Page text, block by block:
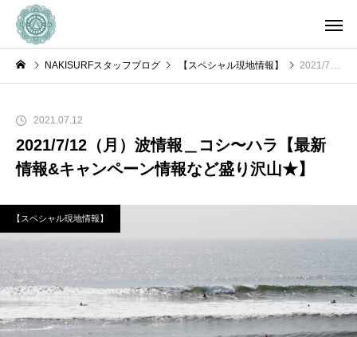
NAKISURFスタッフブログ 【スペシャル現地情報】 2021/7/12（月）波情報＿コシ〜ハラ【最新情報&キャンペーン情報など盛り沢山★】
2021.07.12
2021/7/12（月）波情報＿コシ〜ハラ【最新
情報&キャンペーン情報など盛り沢山★】
【スペシャル現地情報】